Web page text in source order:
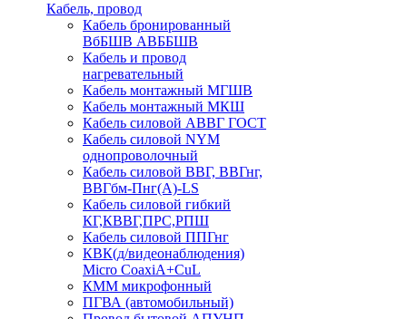
Кабель, провод
Кабель бронированный
ВбБШВ АВББШВ
Кабель и провод
нагревательный
Кабель монтажный МГШВ
Кабель монтажный МКШ
Кабель силовой АВВГ ГОСТ
Кабель силовой NYM
однопроволочный
Кабель силовой ВВГ, ВВГнг,
ВВГбм-Пнг(А)-LS
Кабель силовой гибкий
КГ,КВВГ,ПРС,РПШ
Кабель силовой ППГнг
КВК(д/видеонаблюдения)
Micro CoaxiA+CuL
КММ микрофонный
ПГВА (автомобильный)